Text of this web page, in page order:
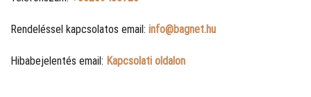
Rendeléssel kapcsolatos email: info@bagnet.hu
Hibabejelentés email: Kapcsolati oldalon